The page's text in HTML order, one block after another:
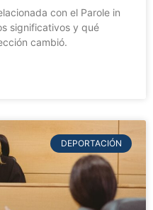
con el Parole in
significativos y qué
cambió.
DEPORTACIÓN